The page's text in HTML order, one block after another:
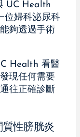
UC Health
位婦科泌尿科
夠透過手術
Health 看醫
現任何需要
往正確診斷
性膀胱炎